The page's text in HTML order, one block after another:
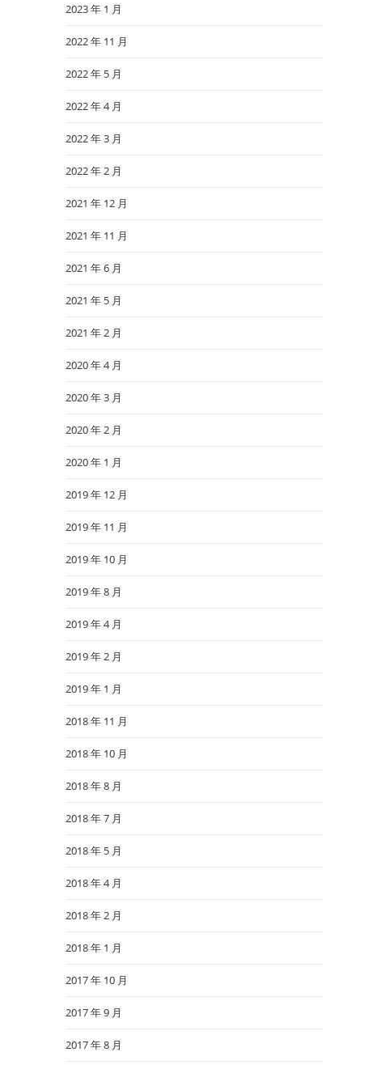
2023 年 1 月
2022 年 11 月
2022 年 5 月
2022 年 4 月
2022 年 3 月
2022 年 2 月
2021 年 12 月
2021 年 11 月
2021 年 6 月
2021 年 5 月
2021 年 2 月
2020 年 4 月
2020 年 3 月
2020 年 2 月
2020 年 1 月
2019 年 12 月
2019 年 11 月
2019 年 10 月
2019 年 8 月
2019 年 4 月
2019 年 2 月
2019 年 1 月
2018 年 11 月
2018 年 10 月
2018 年 8 月
2018 年 7 月
2018 年 5 月
2018 年 4 月
2018 年 2 月
2018 年 1 月
2017 年 10 月
2017 年 9 月
2017 年 8 月